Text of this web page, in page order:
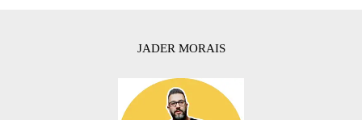
JADER MORAIS